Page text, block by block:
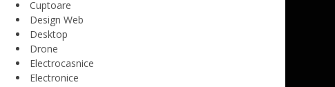
Cuptoare
Design Web
Desktop
Drone
Electrocasnice
Electronice